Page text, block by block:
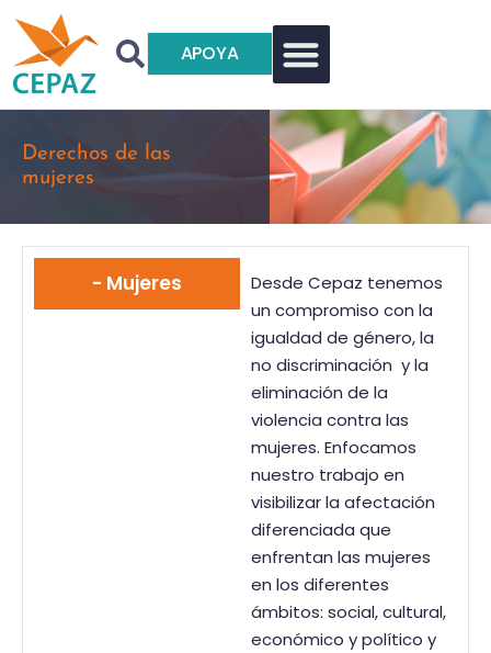
APOYA
Derechos de las
mujeres
- Mujeres
Desde Cepaz tenemos
un compromiso con la
igualdad de género, la
no discriminación y la
eliminación de la
violencia contra las
mujeres. Enfocamos
nuestro trabajo en
visibilizar la afectación
diferenciada que
enfrentan las mujeres
en los diferentes
ámbitos: social, cultural,
económico y político y